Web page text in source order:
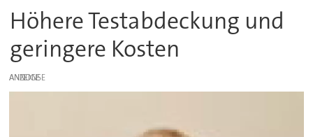
Höhere Testabdeckung und
geringere Kosten
ANZEIGE